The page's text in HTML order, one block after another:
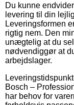
Du kunne
levering til din
Leveringsformen
rigtig nem. Den
unægtelig at du
nødvendiggør at
arbejdslager.
Bosch –
har behov for